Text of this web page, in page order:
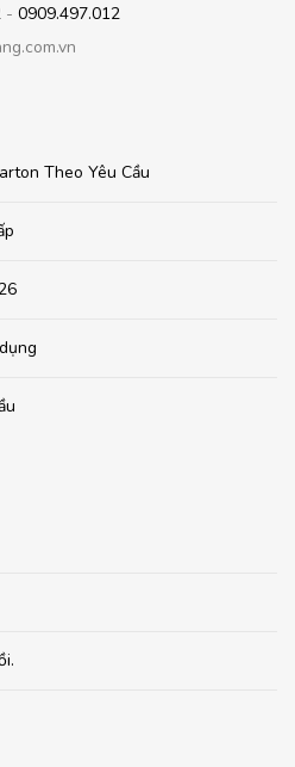
- 0909.497.012
Theo Yêu Cầu